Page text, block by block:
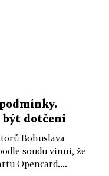
být dotčeni
Bohuslava
soudu vinni, že
Opencard....